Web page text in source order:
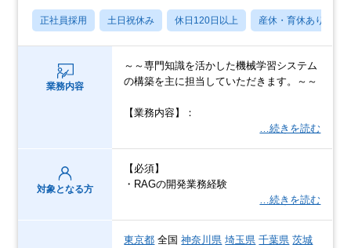
正社員採用 土日祝休み 休日120日以上 産休・育休あり
業務内容
～～専門知識を活かした機械学習システム
の構築を主に担当していただきます。～～
【業務内容】：
…続きを読む
対象となる方
【必須】
・RAGの開発業務経験
…続きを読む
東京都 全国神奈川県 埼玉県 千葉県 茨城